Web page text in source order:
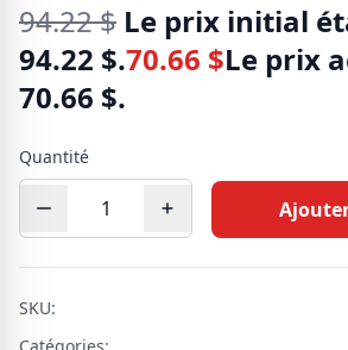
94.22$ Le prix initial
94.22 $.70.66 $Le prix
70.66 $.
Quantité
SKU: